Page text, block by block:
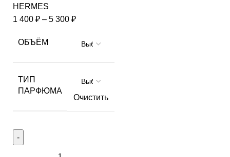
HERMES
1 400 ₽ – 5 300 ₽
ОБЪЁМ
ТИП
ПАРФЮМА
Очистить